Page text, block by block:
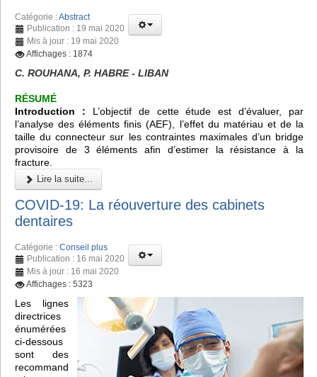
Catégorie :Abstract
Publication : 19 mai 2020
Mis à jour : 19 mai 2020
Affichages : 1874
C. ROUHANA, P. HABRE - LIBAN
RÉSUMÉ
Introduction : L’objectif de cette étude est d’évaluer, par
l’analyse des éléments finis (AEF), l’effet du matériau et de la
taille du connecteur sur les contraintes maximales d’un bridge
provisoire de 3 éléments afin d’estimer la résistance à la
fracture.
Lire la suite...
COVID-19: La réouverture des cabinets
dentaires
Catégorie : Conseil plus
Publication : 16 mai 2020
Mis à jour : 16 mai 2020
Affichages : 5323
Les lignes
directrices
énumérées
ci-dessous
sont des
recommand